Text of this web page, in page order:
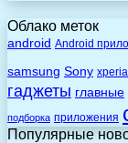
Облако меток
android Android
samsung Sony xperia
гаджеты главные
подборка приложения
Популярные